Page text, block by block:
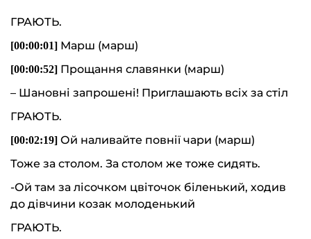
ГРАЮТЬ.
[00:00:01] Марш (марш)
[00:00:52] Прощання славянки (марш)
– Шановні запрошені! Приглашають всіх за стіл
ГРАЮТЬ.
[00:02:19] Ой наливайте повнії чари (марш)
Тоже за столом. За столом же тоже сидять.
-Ой там за лісочком цвіточок біленький, ходив
до дівчини козак молоденький
ГРАЮТЬ.